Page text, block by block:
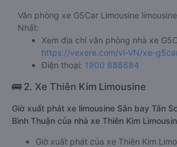
Văn phòng xe G5Car Limousine
Nhất:
Xem địa chỉ văn phòng nhà xe
https://vexere.com/vi-VN/xe-
Điện thoại: 1900 888684
🚌 2. Xe Thiên Kim Limousine
Giờ xuất phát xe limousine Sân bay Tân
Bình Thuận của nhà xe Thiên Kim
Giờ xuất phát của xe Thiên Kim